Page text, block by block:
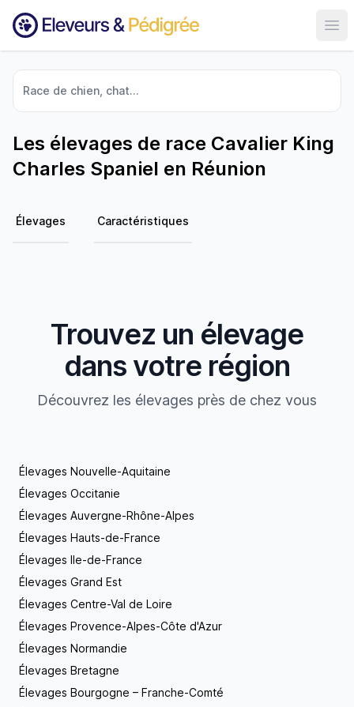
Race de chien, chat...
Les élevages de race Cavalier King
Charles Spaniel en Réunion
Élevages Caractéristiques
Trouvez un élevage
dans votre région
Découvrez les élevages près de chez vous
Élevages Nouvelle-Aquitaine
Élevages Occitanie
Élevages Auvergne-Rhône-Alpes
Élevages Hauts-de-France
Élevages Ile-de-France
Élevages Grand Est
Élevages Centre-Val de Loire
Élevages Provence-Alpes-Côte d'Azur
Élevages Normandie
Élevages Bretagne
Élevages Bourgogne – Franche-Comté